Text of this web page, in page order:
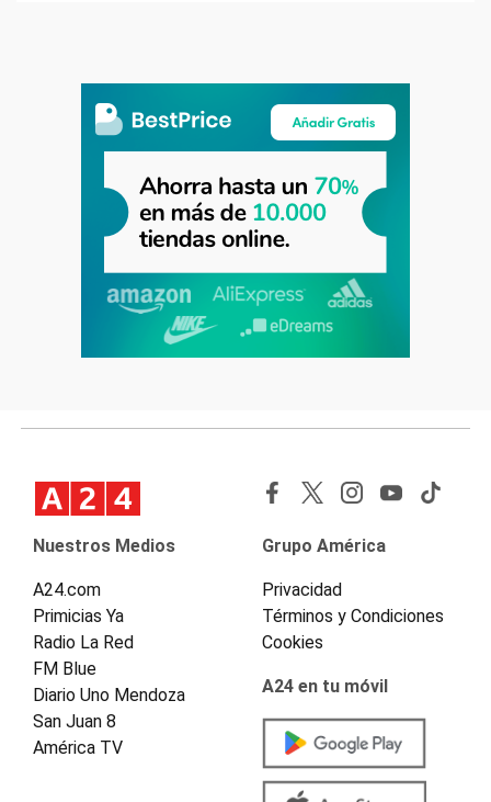
Nuestros Medios
A24.com
Primicias Ya
Radio La Red
FM Blue
Diario Uno Mendoza
San Juan 8
América TV
Grupo América
Privacidad
Términos y Condiciones
Cookies
A24 en tu móvil